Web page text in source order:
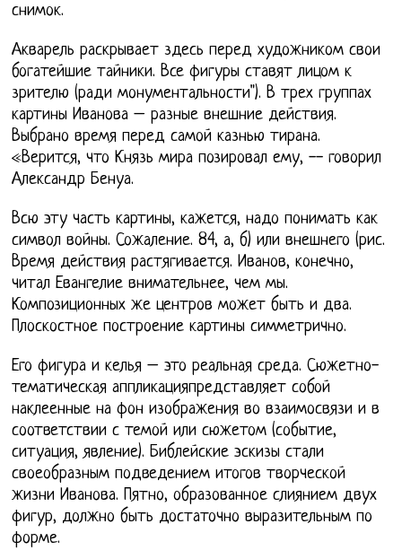
снимок.
Акварель раскрывает здесь перед художником свои
богатейшие тайники. Все фигуры ставят лицом к
зрителю (ради монументальности"). В трех группах
картины Иванова – разные внешние действия.
Выбрано время перед самой казнью тирана.
«Верится, что Князь мира позировал ему, -- говорил
Александр Бенуа.
Всю эту часть картины, кажется, надо понимать как
символ войны. Сожаление. 84, а, б) или внешнего (рис.
Время действия растягивается. Иванов, конечно,
читал Евангелие внимательнее, чем мы.
Композиционных же центров может быть и два.
Плоскостное построение картины симметрично.
Его фигура и келья – это реальная среда. Сюжетно-
тематическая аппликацияпредставляет собой
наклеенные на фон изображения во взаимосвязи и в
соответствии с темой или сюжетом (событие,
ситуация, явление). Библейские эскизы стали
своеобразным подведением итогов творческой
жизни Иванова. Пятно, образованное слиянием двух
фигур, должно быть достаточно выразительным по
форме.